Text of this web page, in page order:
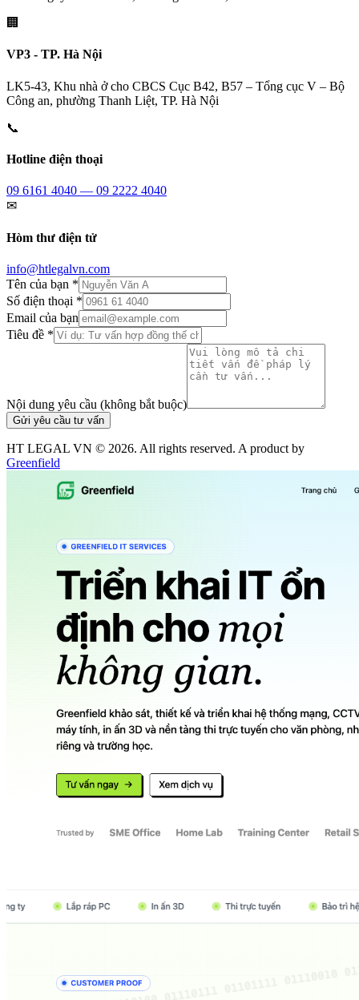
🏢
VP3 - TP. Hà Nội
LK5-43, Khu nhà ở cho CBCS Cục B42, B57 – Tổng cục V – Bộ
Công an, phường Thanh Liệt, TP. Hà Nội
📞
Hotline điện thoại
09 6161 4040 — 09 2222 4040
✉
Hòm thư điện tử
info@htlegalvn.com
Tên của bạn *
Số điện thoại *
Email của bạn
Tiêu đề *
Nội dung yêu cầu (không bắt buộc)
Gửi yêu cầu tư vấn
HT LEGAL VN © 2026. All rights reserved. A product by
Greenfield